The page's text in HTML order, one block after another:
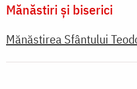
Mănăstiri și biserici
Mănăstirea Sfântului